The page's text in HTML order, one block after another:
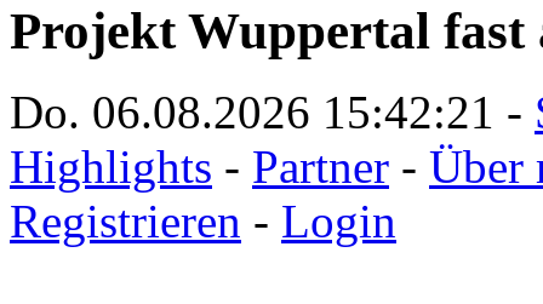
Projekt Wuppertal fast
Do. 06.08.2026 15:42:21 -
Highlights - Partner - Über
Registrieren - Login